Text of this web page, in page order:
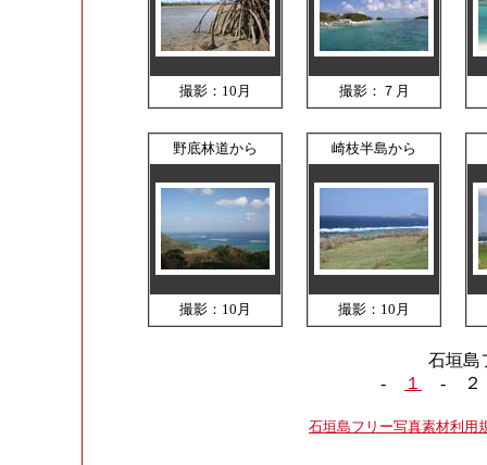
撮影：10月 撮影：７月
野底林道から
撮影：10月
崎枝半島から
撮影：10月
石垣島
-
１ - ２
石垣島フリー写真素材利用